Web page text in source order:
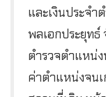
และเงินประจ
พลเอกประยุทธ์
ตำรวจตำแหน่
ค่าตำแหน่งจน